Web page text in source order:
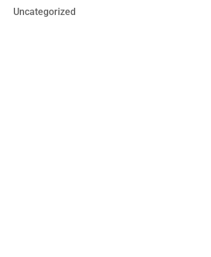
Uncategorized